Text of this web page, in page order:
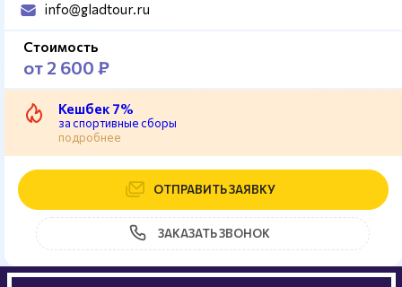
info@gladtour.ru
Стоимость
от 2 600 ₽
Кешбек 7%
за спортивные сборы
подробнее
ОТПРАВИТЬ ЗАЯВКУ
ЗАКАЗАТЬ ЗВОНОК